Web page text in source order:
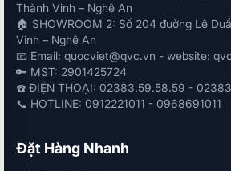
Thành Vinh – Nghệ An
🏠 SHOWROOM 2: Số 204 đường Lê
Vinh – Nghệ An
📧 Email: quocviet@qvc.vn - website:
🔑 MST: 2901425724
☎️ ĐIỆN THOẠI: 02383.59.58.59 -
📞 HOTLINE: 0912221011 - 0968691011
Đặt Hàng Nhanh